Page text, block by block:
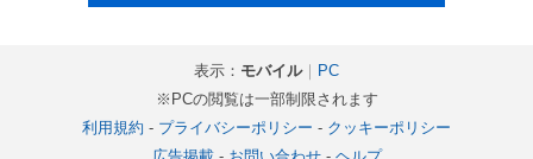
表示： モバイル｜ PC
※PCの閲覧は一部制限されます
利用規約 - プライバシーポリシー - クッキーポリシー